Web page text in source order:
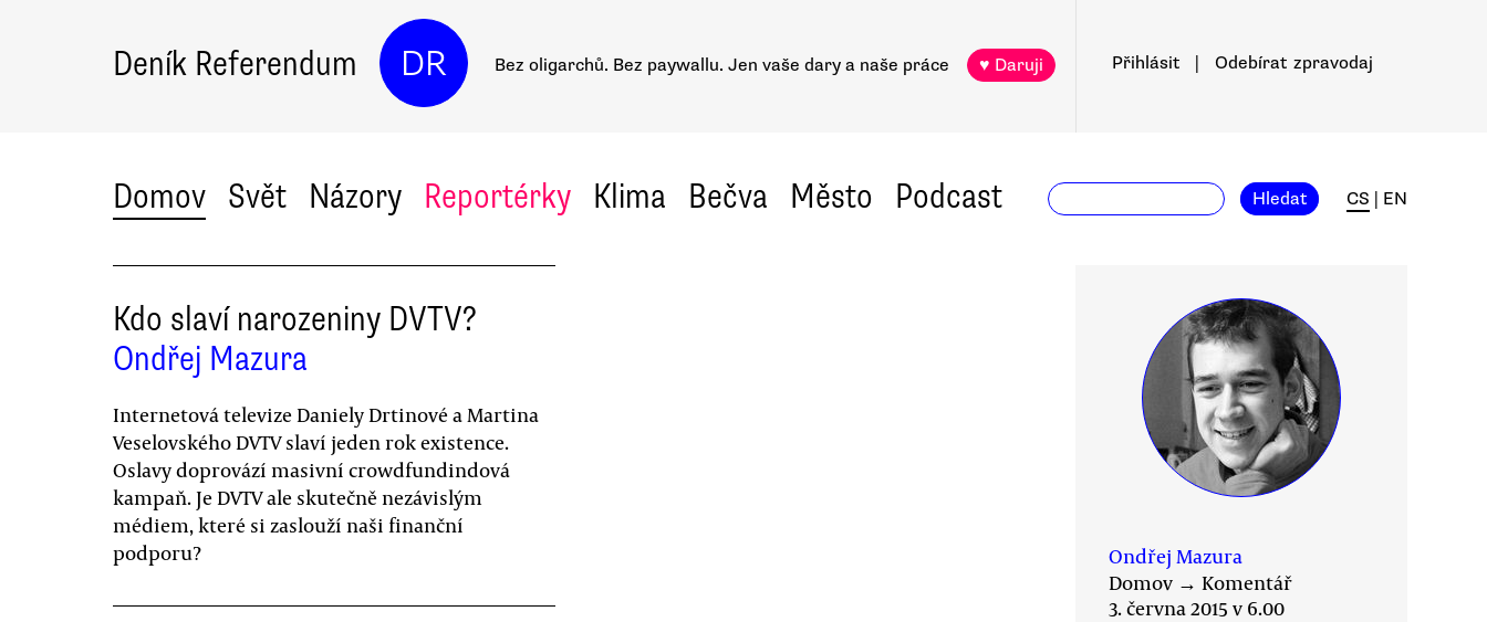
Deník Referendum DR Bez oligarchů. Bez paywallu. Jen vaše dary a naše práce ♥ Daruji Přihlásit Odebírat zpravodaj
Domov Svět Názory Reportérky Klima Bečva Město Podcast Hledat CS EN
Kdo slaví narozeniny DVTV?
Ondřej Mazura
Internetová televize Daniely Drtinové a Martina
Veselovského DVTV slaví jeden rok existence.
Oslavy doprovází masivní crowdfundindová
kampaň. Je DVTV ale skutečně nezávislým
médiem, které si zaslouží naši finanční
podporu?
Ondřej Mazura
Domov → Komentář
3. června 2015 v 6.00